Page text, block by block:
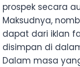
prospek secara
Maksudnya,
dapat dari iklan
disimpan di
Dalam masa